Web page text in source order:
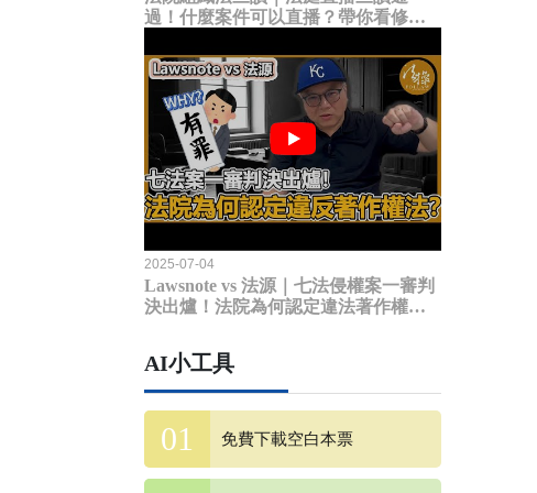
過！什麼案件可以直播？帶你看修法
2025-07-04
Lawsnote vs 法源｜七法侵權案一審判
決出爐！法院為何認定違法著作權
AI小工具
免費下載空白本票